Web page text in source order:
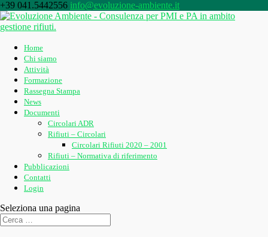
+39 041.5442556 info@evoluzione-ambiente.it
Home
Chi siamo
Attività
Formazione
Rassegna Stampa
News
Documenti
Circolari ADR
Rifiuti – Circolari
Circolari Rifiuti 2020 – 2001
Rifiuti – Normativa di riferimento
Pubblicazioni
Contatti
Login
Seleziona una pagina